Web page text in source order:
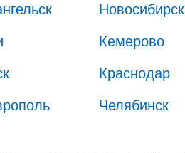
Новосибирск
Кемерово
Краснодар
Челябинск